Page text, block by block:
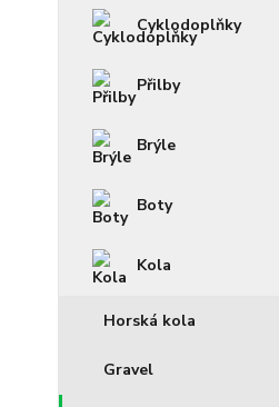
Cyklodoplňky
Přilby
Brýle
Boty
Kola
Horská kola
Gravel